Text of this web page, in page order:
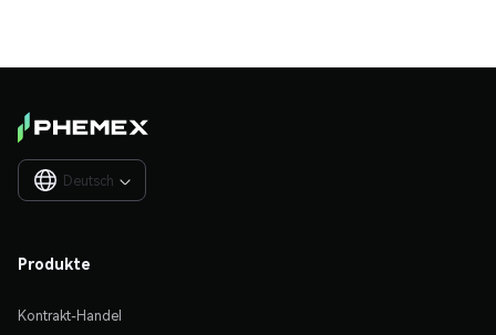
Deutsch 
Produkte
Kontrakt-Handel